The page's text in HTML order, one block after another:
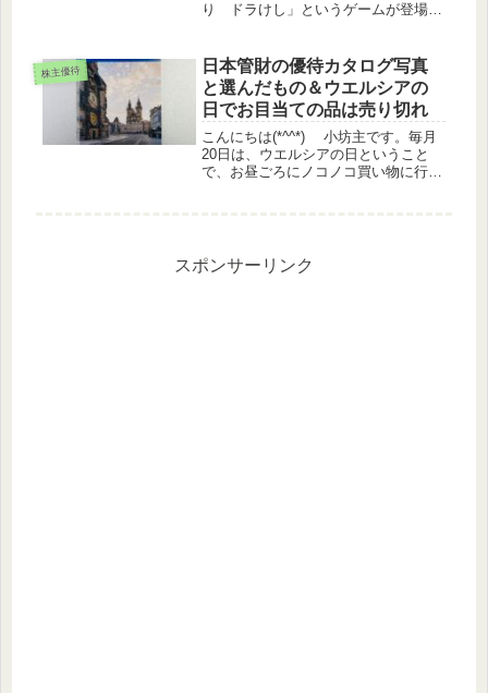
り ドラけし」というゲームが登場し
とハマっています(^-^;そしてカジノの
プレイコイン欲しさに歩い...
株主優待
日本管財の優待カタログ写真
と選んだもの＆ウエルシアの
日でお目当ての品は売り切れ
こんにちは(*^^*) 小坊主です。毎月
20日は、ウエルシアの日ということ
で、お昼ごろにノコノコ買い物に行っ
スポンサーリンク